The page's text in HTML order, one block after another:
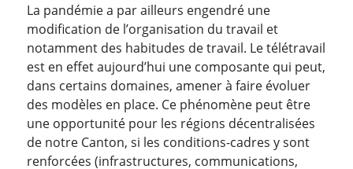
La pandémie a par ailleurs engendré une
modification de l’organisation du travail et
notamment des habitudes de travail. Le télétravail
est en effet aujourd’hui une composante qui peut,
dans certains domaines, amener à faire évoluer
des modèles en place. Ce phénomène peut être
une opportunité pour les régions décentralisées
de notre Canton, si les conditions-cadres y sont
renforcées (infrastructures, communications,